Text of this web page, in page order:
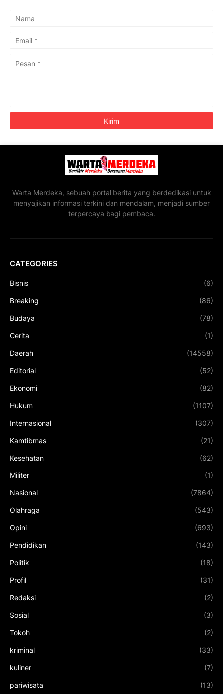
Warta Merdeka, sebuah portal berita yang berdedikasi untuk
menyajikan informasi terkini dan mendalam, menjadi sumber
terpercaya bagi pembaca.
CATEGORIES
Bisnis (6)
Breaking (86)
Budaya (78)
Cerita (1)
Daerah (14558)
Editorial (52)
Ekonomi (82)
Hukum (1107)
Internasional (307)
Kamtibmas (21)
Kesehatan (62)
Militer (1)
Nasional (7864)
Olahraga (543)
Opini (693)
Pendidikan (143)
Politik (18)
Profil (31)
Redaksi (2)
Sosial (3)
Tokoh (2)
kriminal (33)
kuliner (7)
pariwisata (13)